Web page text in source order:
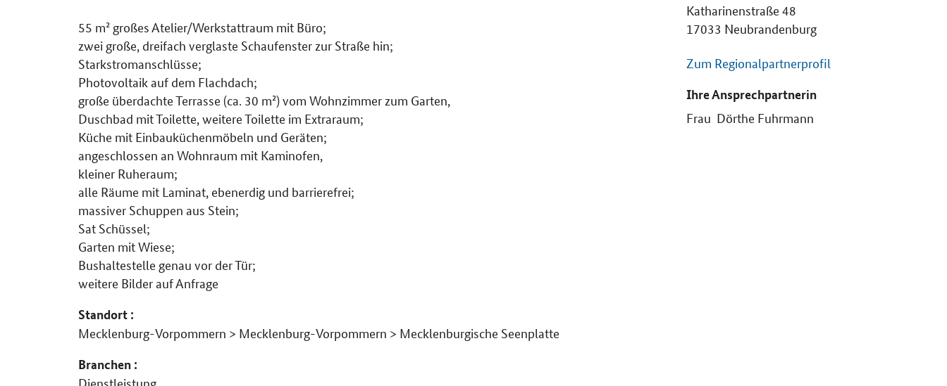
55 m² großes Atelier/Werkstattraum mit Büro;
zwei große, dreifach verglaste Schaufenster zur Straße hin;
Starkstromanschlüsse;
Photovoltaik auf dem Flachdach;
große überdachte Terrasse (ca. 30 m²) vom Wohnzimmer zum Garten,
Duschbad mit Toilette, weitere Toilette im Extraraum;
Küche mit Einbauküchenmöbeln und Geräten;
angeschlossen an Wohnraum mit Kaminofen,
kleiner Ruheraum;
alle Räume mit Laminat, ebenerdig und barrierefrei;
massiver Schuppen aus Stein;
Sat Schüssel;
Garten mit Wiese;
Bushaltestelle genau vor der Tür;
weitere Bilder auf Anfrage
Standort :
Mecklenburg-Vorpommern > Mecklenburg-Vorpommern > Mecklenburgische Seenplatte
Branchen :
Dienstleistung
Katharinenstraße 48
17033 Neubrandenburg
Zum Regionalpartnerprofil
Ihre Ansprechpartnerin
Frau Dörthe Fuhrmann